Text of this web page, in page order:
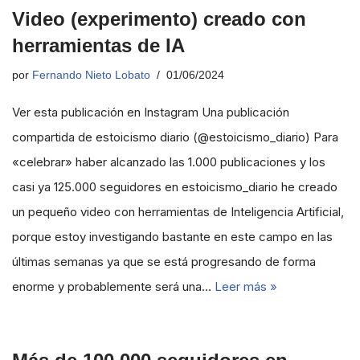
Video (experimento) creado con
herramientas de IA
por Fernando Nieto Lobato 01/06/2024
Ver esta publicación en Instagram Una publicación
compartida de estoicismo diario (@estoicismo_diario) Para
«celebrar» haber alcanzado las 1.000 publicaciones y los
casi ya 125.000 seguidores en estoicismo_diario he creado
un pequeño video con herramientas de Inteligencia Artificial,
porque estoy investigando bastante en este campo en las
últimas semanas ya que se está progresando de forma
enorme y probablemente será una… Leer más »